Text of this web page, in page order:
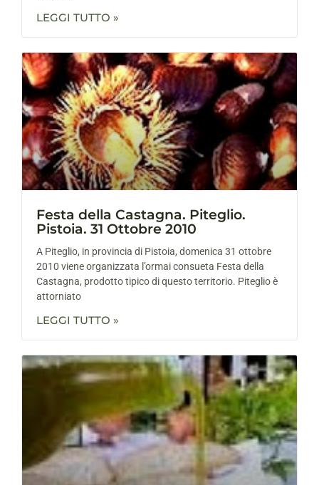
LEGGI TUTTO »
Festa della Castagna. Piteglio.
Pistoia. 31 Ottobre 2010
A Piteglio, in provincia di Pistoia, domenica 31 ottobre
2010 viene organizzata l’ormai consueta Festa della
Castagna, prodotto tipico di questo territorio. Piteglio è
attorniato
LEGGI TUTTO »